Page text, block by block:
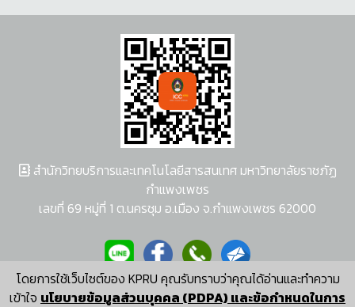
โดยการใช้เว็บไซต์ของ KPRU คุณรับทราบว่าคุณได้อ่านและทำความ
เข้าใจ นโยบายข้อมูลส่วนบุคคล (PDPA) และข้อกำหนดในการ
สำนักวิทยบริการและเทคโนโลยีสารสนเทศ มหาวิทยาลัยราชภัฏ
กำแพงเพชร
เลขที่ 69 หมู่ที่ 1 ต.นครชุม อ.เมือง จ.กำแพงเพชร 62000
ผู้พัฒนาระบบ อนุชา พวงผกา